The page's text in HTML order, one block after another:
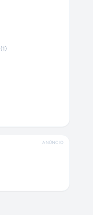
(1)
ANÚNCIO